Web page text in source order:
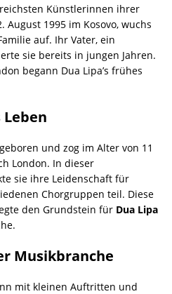
Künstlerinnen ihrer
August 1995 im Kosovo, wuchs
auf. Ihr Vater, ein
sie bereits in jungen Jahren.
begann Dua Lipa’s frühes
und zog im Alter von 11
London. In dieser
sie ihre Leidenschaft für
Chorgruppen teil. Diese
den Grundstein für Dua Lipa
Musikbranche
mit kleinen Auftritten und